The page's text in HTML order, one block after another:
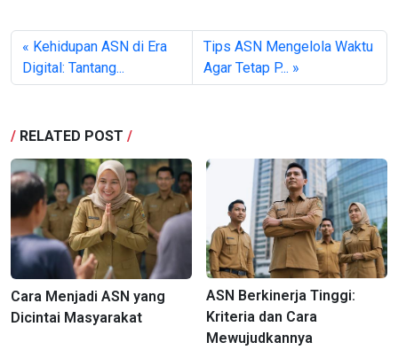
« Kehidupan ASN di Era
Digital: Tantang...
Tips ASN Mengelola Waktu
Agar Tetap P... »
/ RELATED POST /
Cara Menjadi ASN yang
Dicintai Masyarakat
ASN Berkinerja Tinggi:
Kriteria dan Cara
Mewujudkannya